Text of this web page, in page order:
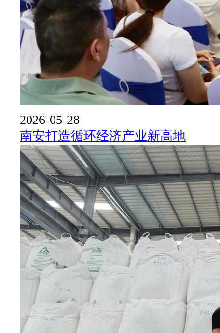
2026-05-28
南安打造循环经济产业新高地